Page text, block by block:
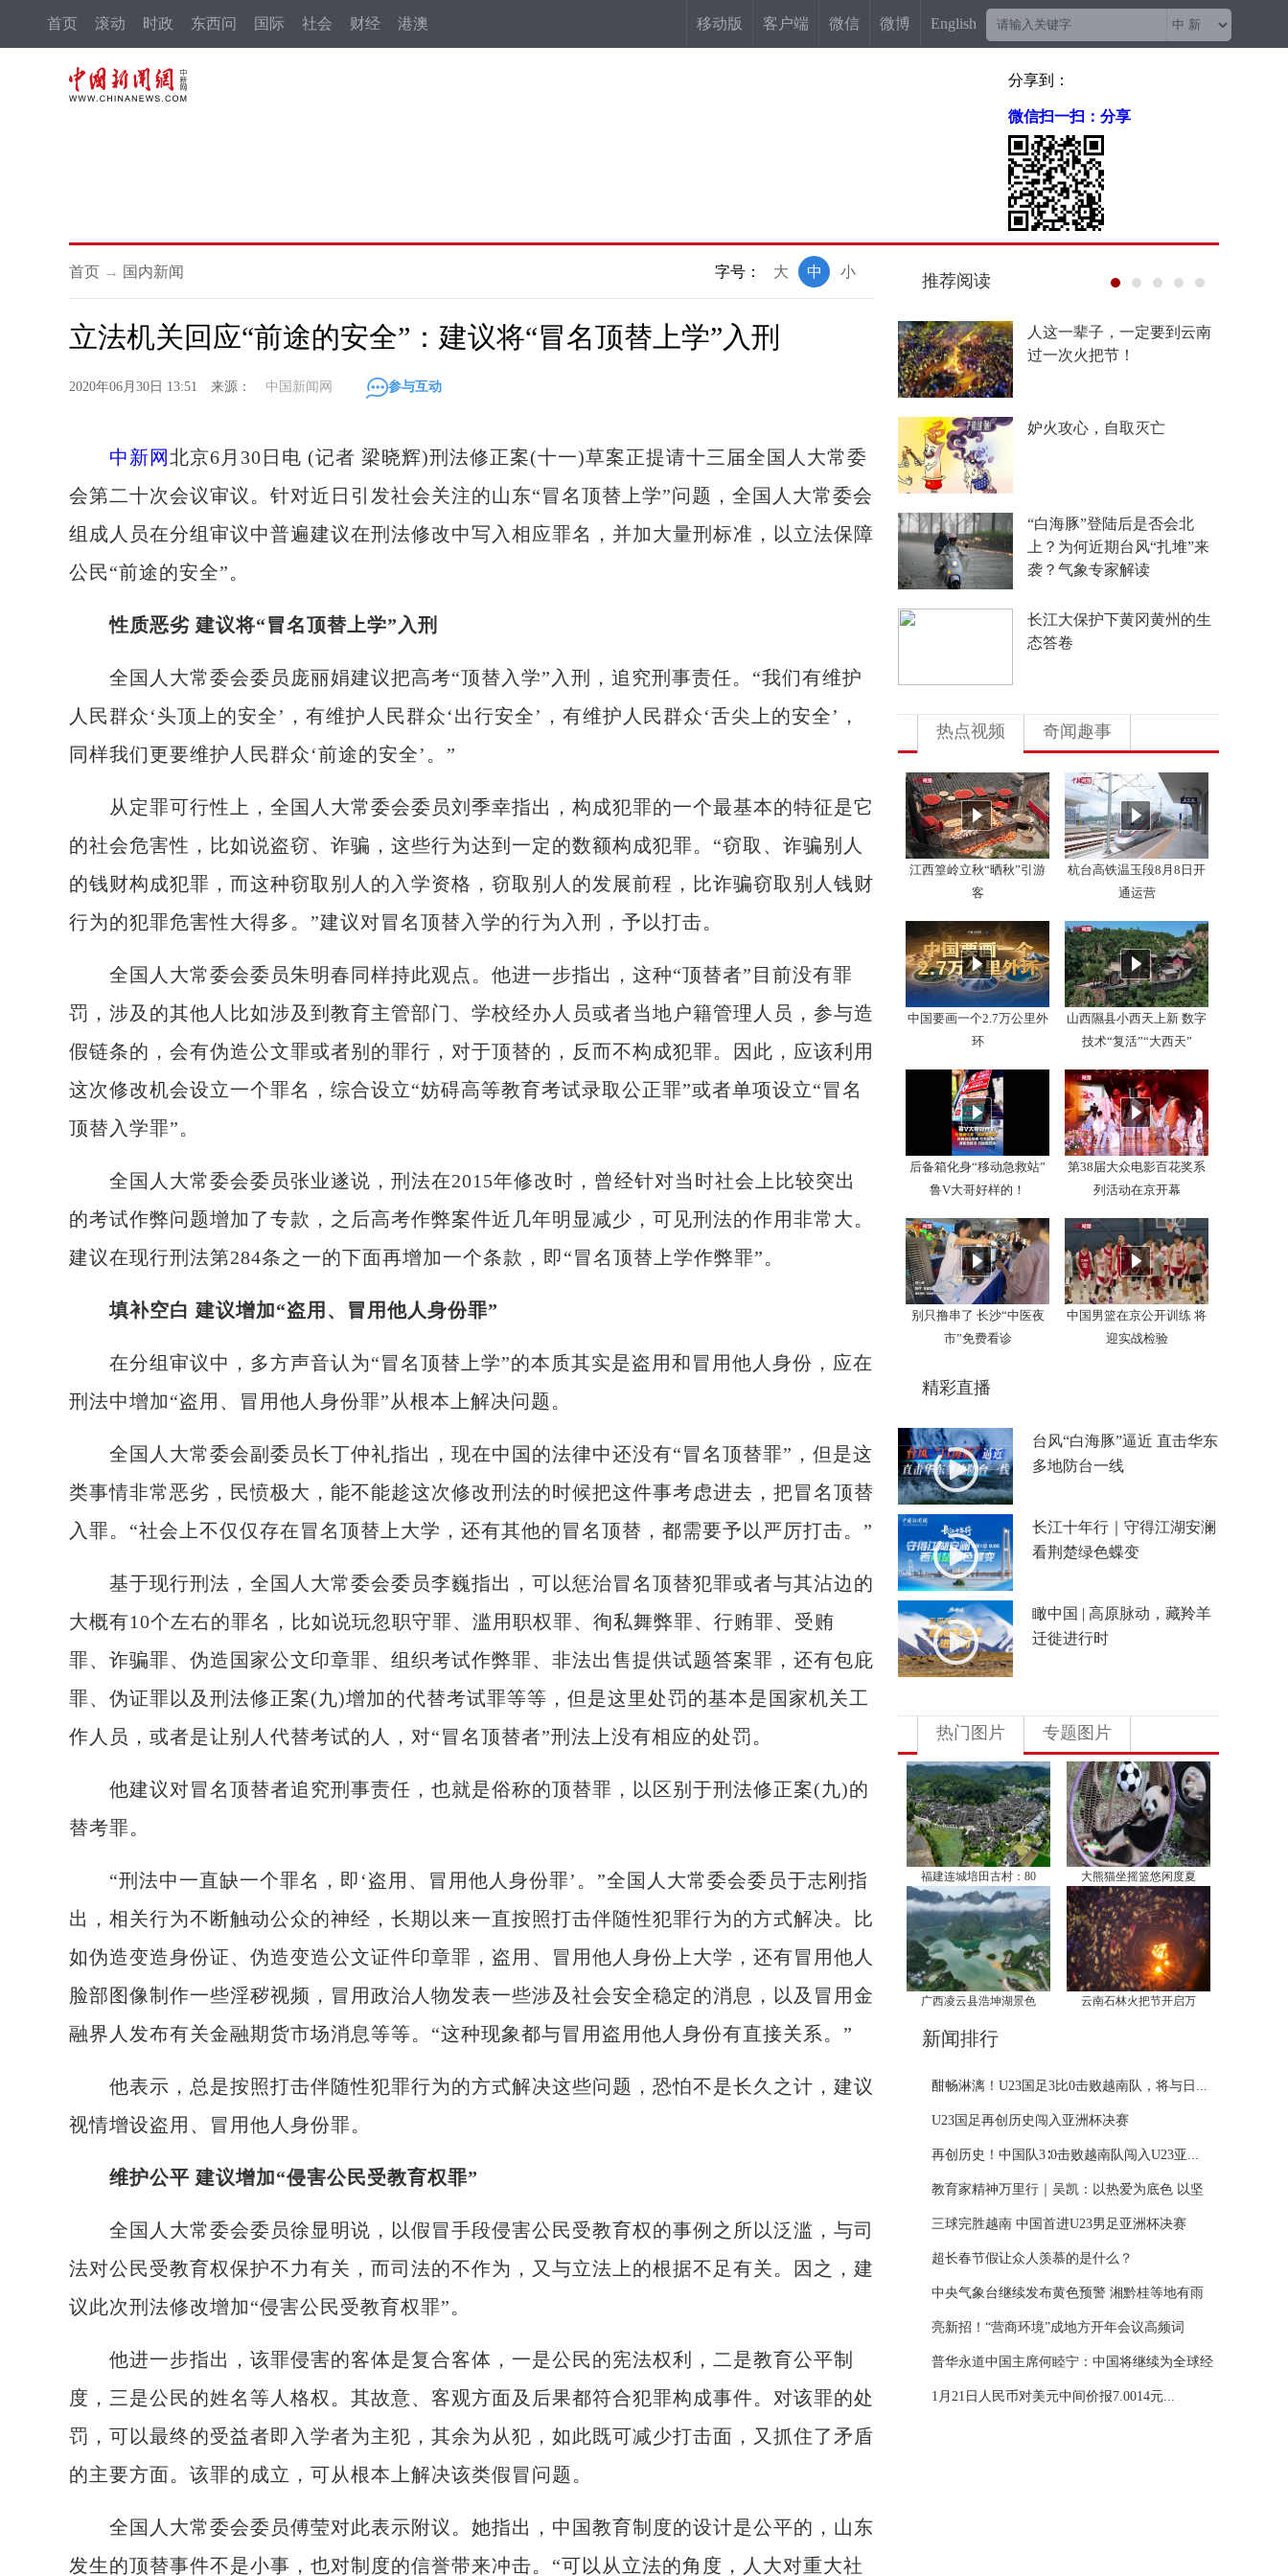
首页 滚动 时政 东西问 国际 社会 财经 港澳 移动版 客户端 微信 微博 English
分享到：
微信扫一扫：分享
首页 → 国内新闻 字号： 小
中
大
立法机关回应“前途的安全”：建议将“冒名顶替上学”入刑
2020年06月30日 13:51 来源： 中国新闻网 参与互动
中新网北京6月30日电 (记者 梁晓辉)刑法修正案(十一)草案正提请十三届全国人大常委
会第二十次会议审议。针对近日引发社会关注的山东“冒名顶替上学”问题，全国人大常委会
组成人员在分组审议中普遍建议在刑法修改中写入相应罪名，并加大量刑标准，以立法保障
公民“前途的安全”。
性质恶劣 建议将“冒名顶替上学”入刑
全国人大常委会委员庞丽娟建议把高考“顶替入学”入刑，追究刑事责任。“我们有维护
人民群众‘头顶上的安全’，有维护人民群众‘出行安全’，有维护人民群众‘舌尖上的安全’，
同样我们更要维护人民群众‘前途的安全’。”
从定罪可行性上，全国人大常委会委员刘季幸指出，构成犯罪的一个最基本的特征是它
的社会危害性，比如说盗窃、诈骗，这些行为达到一定的数额构成犯罪。“窃取、诈骗别人
的钱财构成犯罪，而这种窃取别人的入学资格，窃取别人的发展前程，比诈骗窃取别人钱财
行为的犯罪危害性大得多。”建议对冒名顶替入学的行为入刑，予以打击。
全国人大常委会委员朱明春同样持此观点。他进一步指出，这种“顶替者”目前没有罪
罚，涉及的其他人比如涉及到教育主管部门、学校经办人员或者当地户籍管理人员，参与造
假链条的，会有伪造公文罪或者别的罪行，对于顶替的，反而不构成犯罪。因此，应该利用
这次修改机会设立一个罪名，综合设立“妨碍高等教育考试录取公正罪”或者单项设立“冒名
顶替入学罪”。
全国人大常委会委员张业遂说，刑法在2015年修改时，曾经针对当时社会上比较突出
的考试作弊问题增加了专款，之后高考作弊案件近几年明显减少，可见刑法的作用非常大。
建议在现行刑法第284条之一的下面再增加一个条款，即“冒名顶替上学作弊罪”。
填补空白 建议增加“盗用、冒用他人身份罪”
在分组审议中，多方声音认为“冒名顶替上学”的本质其实是盗用和冒用他人身份，应在
刑法中增加“盗用、冒用他人身份罪”从根本上解决问题。
全国人大常委会副委员长丁仲礼指出，现在中国的法律中还没有“冒名顶替罪”，但是这
类事情非常恶劣，民愤极大，能不能趁这次修改刑法的时候把这件事考虑进去，把冒名顶替
入罪。“社会上不仅仅存在冒名顶替上大学，还有其他的冒名顶替，都需要予以严厉打击。”
基于现行刑法，全国人大常委会委员李巍指出，可以惩治冒名顶替犯罪或者与其沾边的
大概有10个左右的罪名，比如说玩忽职守罪、滥用职权罪、徇私舞弊罪、行贿罪、受贿
罪、诈骗罪、伪造国家公文印章罪、组织考试作弊罪、非法出售提供试题答案罪，还有包庇
罪、伪证罪以及刑法修正案(九)增加的代替考试罪等等，但是这里处罚的基本是国家机关工
作人员，或者是让别人代替考试的人，对“冒名顶替者”刑法上没有相应的处罚。
他建议对冒名顶替者追究刑事责任，也就是俗称的顶替罪，以区别于刑法修正案(九)的
替考罪。
“刑法中一直缺一个罪名，即‘盗用、冒用他人身份罪’。”全国人大常委会委员于志刚指
出，相关行为不断触动公众的神经，长期以来一直按照打击伴随性犯罪行为的方式解决。比
如伪造变造身份证、伪造变造公文证件印章罪，盗用、冒用他人身份上大学，还有冒用他人
脸部图像制作一些淫秽视频，冒用政治人物发表一些涉及社会安全稳定的消息，以及冒用金
融界人发布有关金融期货市场消息等等。“这种现象都与冒用盗用他人身份有直接关系。”
他表示，总是按照打击伴随性犯罪行为的方式解决这些问题，恐怕不是长久之计，建议
视情增设盗用、冒用他人身份罪。
维护公平 建议增加“侵害公民受教育权罪”
全国人大常委会委员徐显明说，以假冒手段侵害公民受教育权的事例之所以泛滥，与司
法对公民受教育权保护不力有关，而司法的不作为，又与立法上的根据不足有关。因之，建
议此次刑法修改增加“侵害公民受教育权罪”。
他进一步指出，该罪侵害的客体是复合客体，一是公民的宪法权利，二是教育公平制
度，三是公民的姓名等人格权。其故意、客观方面及后果都符合犯罪构成事件。对该罪的处
罚，可以最终的受益者即入学者为主犯，其余为从犯，如此既可减少打击面，又抓住了矛盾
的主要方面。该罪的成立，可从根本上解决该类假冒问题。
全国人大常委会委员傅莹对此表示附议。她指出，中国教育制度的设计是公平的，山东
发生的顶替事件不是小事，也对制度的信誉带来冲击。“可以从立法的角度，人大对重大社
推荐阅读
菲尔兹奖“0”的突破背后，
有他一份功劳
“梅姨案”被拐儿童父亲申军
China Travel又换“三件套”：
外国游客从观众变玩家
4年要让无人机增产80倍，
日本为何急不可耐？
热点视频 奇闻趣事
江西篁岭立秋“晒秋”引游
客
杭台高铁温玉段8月8日开
通运营
中国要画一个2.7万公里外
环
山西隰县小西天上新 数字
技术“复活”“大西天”
后备箱化身“移动急救站”
鲁V大哥好样的！
第38届大众电影百花奖系
列活动在京开幕
别只撸串了 长沙“中医夜
市”免费看诊
中国男篮在京公开训练 将
迎实战检验
精彩直播
台风“白海豚”逼近 直击华东
多地防台一线
长江十年行｜守得江湖安澜
看荆楚绿色蝶变
瞰中国 | 高原脉动，藏羚羊
迁徙进行时
热门图片 专题图片
福建连城培田古村：80 大熊猫坐摇篮悠闲度夏
广西凌云县浩坤湖景色 云南石林火把节开启万
新闻排行
酣畅淋漓！U23国足3比0击败越南队，将与日...
U23国足再创历史闯入亚洲杯决赛
再创历史！中国队3∶0击败越南队闯入U23亚...
教育家精神万里行｜吴凯：以热爱为底色 以坚
守...
三球完胜越南 中国首进U23男足亚洲杯决赛
超长春节假让众人羡慕的是什么？
中央气象台继续发布黄色预警 湘黔桂等地有雨
雪...
亮新招！“营商环境”成地方开年会议高频词
普华永道中国主席何睦宁：中国将继续为全球经
济...
1月21日人民币对美元中间价报7.0014元...